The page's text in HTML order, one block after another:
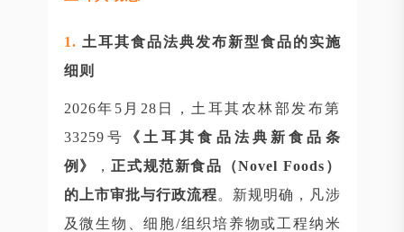
1. 土耳其食品法典发布新型食品的实施
细则
2026年5月28日，土耳其农林部发布第
33259号
《土耳其食品法典新食品条
例》
， 正式规范新食品（Novel Foods）
的上市审批与行政流程。新规明确，凡涉
及微生物、细胞/组织培养物或工程纳米